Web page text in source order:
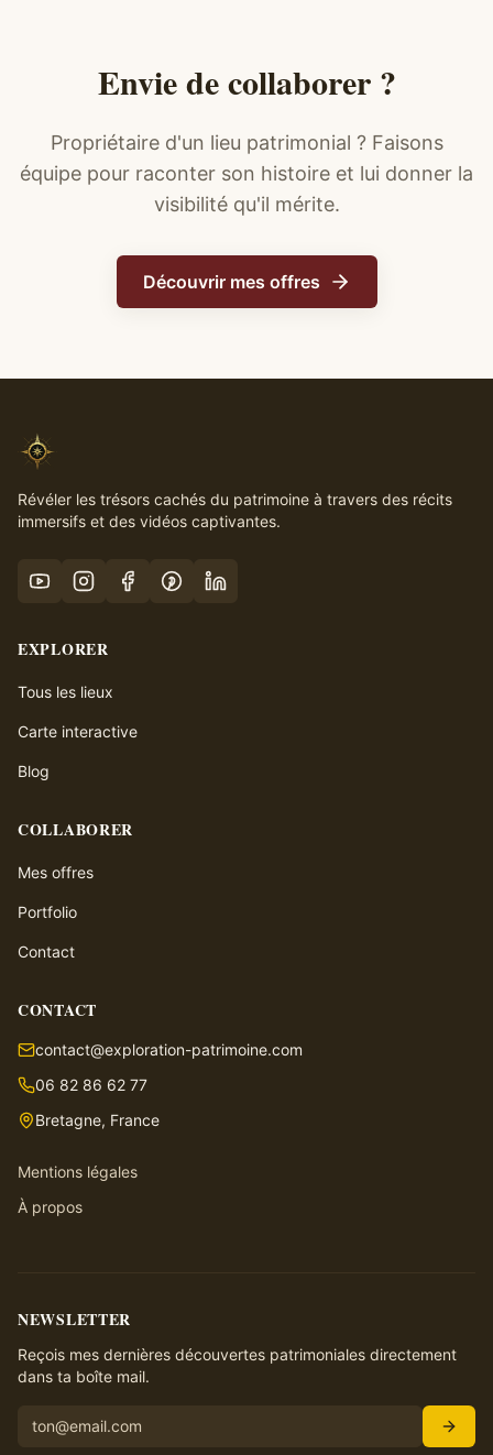
Envie de collaborer ?
Propriétaire d'un lieu patrimonial ? Faisons
équipe pour raconter son histoire et lui donner la
visibilité qu'il mérite.
Découvrir mes offres
Révéler les trésors cachés du patrimoine à travers des récits
immersifs et des vidéos captivantes.
EXPLORER
Tous les lieux
Carte interactive
Blog
COLLABORER
Mes offres
Portfolio
Contact
CONTACT
contact@exploration-patrimoine.com
06 82 86 62 77
Bretagne, France
Mentions légales
À propos
NEWSLETTER
Reçois mes dernières découvertes patrimoniales directement
dans ta boîte mail.